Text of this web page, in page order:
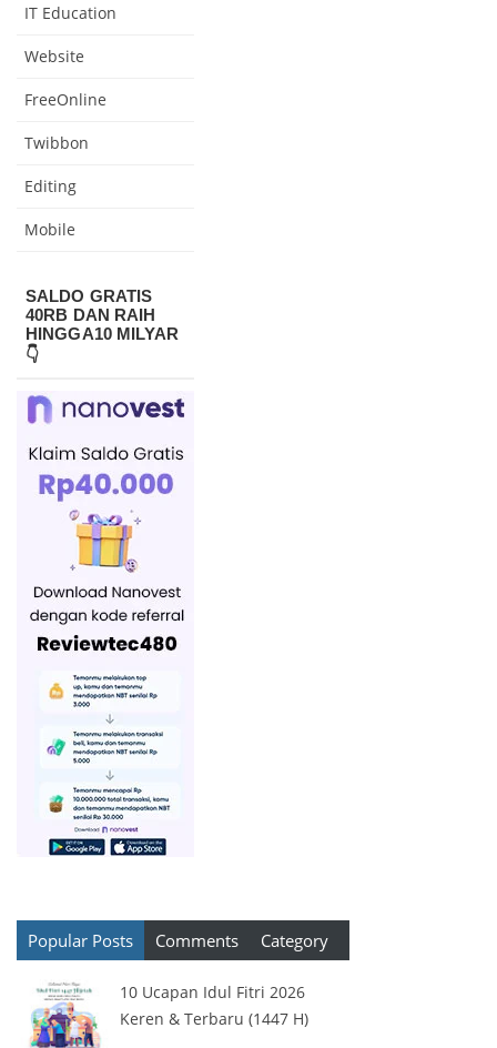
IT Education
Website
FreeOnline
Twibbon
Editing
Mobile
SALDO GRATIS
40RB DAN RAIH
HINGGA10 MILYAR
👇
Popular Posts Comments Category
10 Ucapan Idul Fitri 2026
Keren & Terbaru (1447 H)